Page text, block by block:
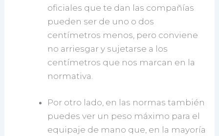
oficiales que te dan las compañías
pueden ser de uno o dos
centímetros menos, pero conviene
no arriesgar y sujetarse a los
centímetros que nos marcan en la
normativa.
Por otro lado, en las normas también
puedes ver un peso máximo para el
equipaje de mano que, en la mayoría